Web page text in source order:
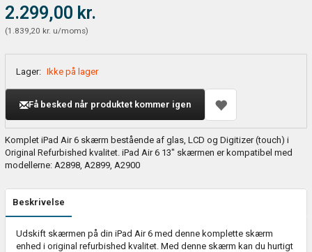
2.299,00 kr.
(1.839,20 kr. u/moms)
Lager: Ikke på lager
Få besked når produktet kommer igen
Komplet iPad Air 6 skærm bestående af glas, LCD og Digitizer (touch) i
Original Refurbished kvalitet. iPad Air 6 13" skærmen er kompatibel med
modellerne: A2898, A2899, A2900
Beskrivelse
Udskift skærmen på din iPad Air 6 med denne komplette skærm
enhed i original refurbished kvalitet. Med denne skærm kan du hurtigt